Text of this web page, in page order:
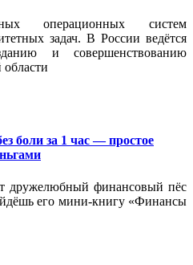
операционных систем
задач. В России ведётся
и совершенствованию
боли за 1 час — простое
дружелюбный финансовый пёс
его мини‑книгу «Финансы